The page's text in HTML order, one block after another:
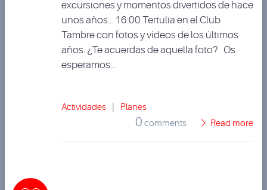
excursiones y momentos divertidos de hace
unos años… 16:00 Tertulia en el Club
Tambre con fotos y vídeos de los últimos
años. ¿Te acuerdas de aquella foto? Os
esperamos…
Actividades Planes
0 comments Read more